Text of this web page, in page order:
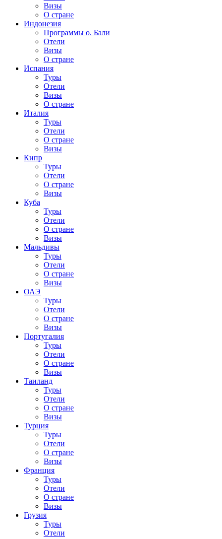
Визы
О стране
Индонезия
Программы о. Бали
Отели
Визы
О стране
Испания
Туры
Отели
Визы
О стране
Италия
Туры
Отели
О стране
Визы
Кипр
Туры
Отели
О стране
Визы
Куба
Туры
Отели
О стране
Визы
Мальдивы
Туры
Отели
О стране
Визы
ОАЭ
Туры
Отели
О стране
Визы
Португалия
Туры
Отели
О стране
Визы
Таиланд
Туры
Отели
О стране
Визы
Турция
Туры
Отели
О стране
Визы
Франция
Туры
Отели
О стране
Визы
Грузия
Туры
Отели